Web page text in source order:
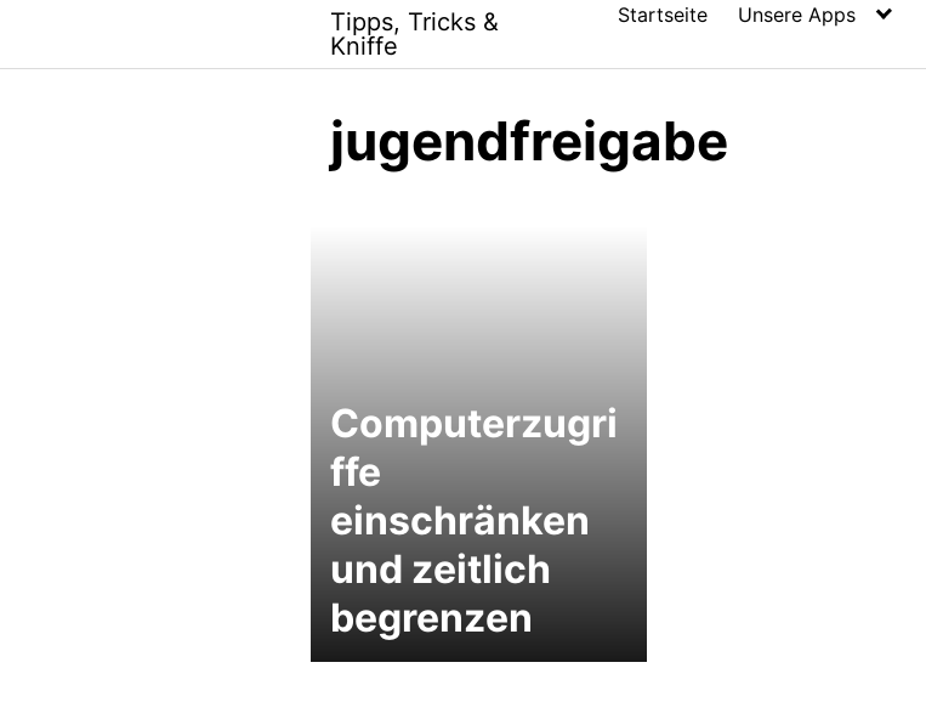
content
Tipps, Tricks &
Kniffe
Startseite Unsere Apps
jugendfreigabe
Computerzugri
ffe
einschränken
und zeitlich
begrenzen